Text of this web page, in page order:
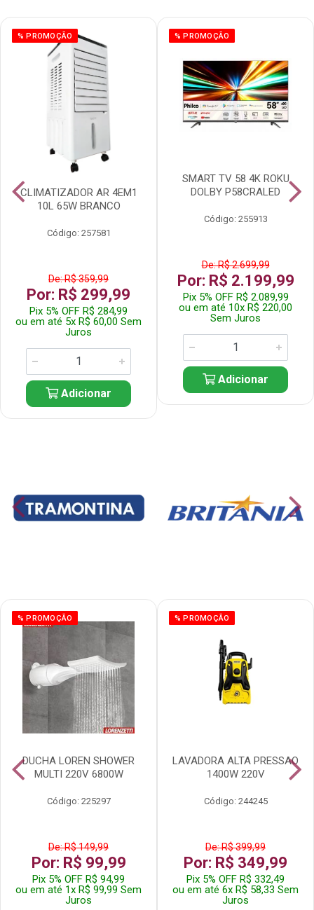
% PROMOÇÃO
CLIMATIZADOR AR 4EM1
10L 65W BRANCO
Código: 257581
De: R$ 359,99
Por: R$ 299,99
Pix 5% OFF R$ 284,99
ou em até 5x R$ 60,00 Sem
Juros
Adicionar
% PROMOÇÃO
SMART TV 58 4K ROKU
DOLBY P58CRALED
Código: 255913
De: R$ 2.699,99
Por: R$ 2.199,99
Pix 5% OFF R$ 2.089,99
ou em até 10x R$ 220,00
Sem Juros
Adicionar
% PROMOÇÃO
DUCHA LOREN SHOWER
MULTI 220V 6800W
Código: 225297
De: R$ 149,99
Por: R$ 99,99
Pix 5% OFF R$ 94,99
ou em até 1x R$ 99,99 Sem
Juros
% PROMOÇÃO
LAVADORA ALTA PRESSAO
1400W 220V
Código: 244245
De: R$ 399,99
Por: R$ 349,99
Pix 5% OFF R$ 332,49
ou em até 6x R$ 58,33 Sem
Juros